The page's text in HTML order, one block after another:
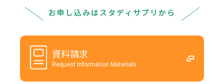
お申し込みはスタディサプリから
資料請求
Request Information Materials